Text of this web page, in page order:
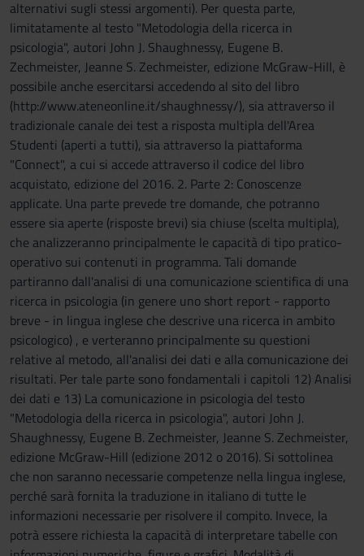
alternativi sugli stessi argomenti). Per questa parte,
limitatamente al testo "Metodologia della ricerca in
psicologia", autori John J. Shaughnessy, Eugene B.
Zechmeister, Jeanne S. Zechmeister, edizione McGraw-Hill, è
possibile anche esercitarsi accedendo al sito del libro
(http://www.ateneonline.it/shaughnessy/), sia attraverso il
tradizionale canale dei test a risposta multipla dell'Area
Studenti (aperti a tutti), sia attraverso la piattaforma
"Connect", a cui si accede attraverso il codice del libro
acquistato, edizione del 2016. 2. Parte 2: Conoscenze
applicate. Una parte prevede tre domande, che potranno
essere sia aperte (risposte brevi) sia chiuse (scelta multipla),
che analizzeranno principalmente le capacità di tipo pratico-
operativo sui contenuti in programma. Tali domande
partiranno dall'analisi di una comunicazione scientifica di una
ricerca in psicologia (in genere uno short report - rapporto
breve - in lingua inglese che descrive una ricerca in ambito
psicologico) , e verteranno principalmente su questioni
relative al metodo, all'analisi dei dati e alla comunicazione dei
risultati. Per tale parte sono fondamentali i capitoli 12) Analisi
dei dati e 13) La comunicazione in psicologia del testo
"Metodologia della ricerca in psicologia", autori John J.
Shaughnessy, Eugene B. Zechmeister, Jeanne S. Zechmeister,
edizione McGraw-Hill (edizione 2012 o 2016). Si sottolinea
che non saranno necessarie competenze nella lingua inglese,
perché sarà fornita la traduzione in italiano di tutte le
informazioni necessarie per risolvere il compito. Invece, la
potrà essere richiesta la capacità di interpretare tabelle con